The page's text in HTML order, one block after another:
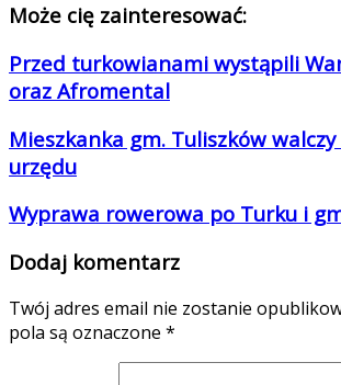
Może cię zainteresować:
Przed turkowianami wystąpili
oraz Afromental
Mieszkanka gm. Tuliszków
urzędu
Wyprawa rowerowa po Turku i
Dodaj komentarz
Twój adres email nie zostanie
pola są oznaczone *